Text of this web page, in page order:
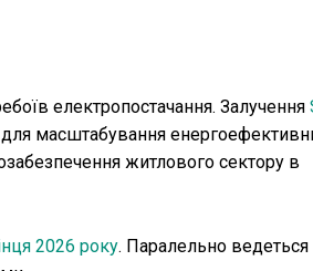
електропостачання. Залучення
масштабування
житлового сектору в
2026 року. Паралельно ведеться